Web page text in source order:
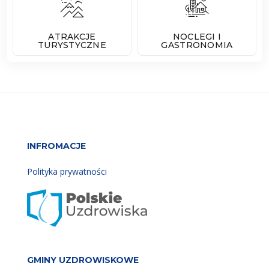
ATRAKCJE
TURYSTYCZNE
NOCLEGI I
GASTRONOMIA
INFROMACJE
Polityka prywatności
GMINY UZDROWISKOWE